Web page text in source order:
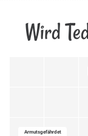
Wird
Armutsgefährdet